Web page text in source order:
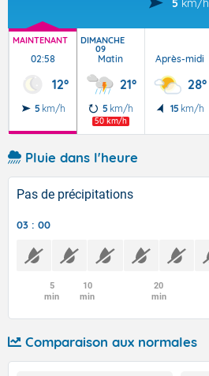
5 km/h
MAINTENANT
02:58
12°
5 km/h
DIMANCHE
09
Matin
21°
5 km/h
50 km/h
Après-midi
28°
15 km/h
Pluie dans l'heure
Pas de précipitations
03 : 00
5
min
10
min
20
min
Comparaison aux normales